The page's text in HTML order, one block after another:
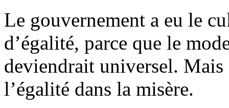
Le gouvernement a eu le
d’égalité, parce que le
deviendrait universel. Mais
l’égalité dans la misère.